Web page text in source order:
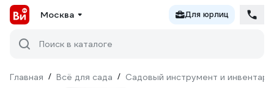
Москва Для юрлиц
Поиск в каталоге
Главная / Всё для сада / Садовый инструмент и инвентарь